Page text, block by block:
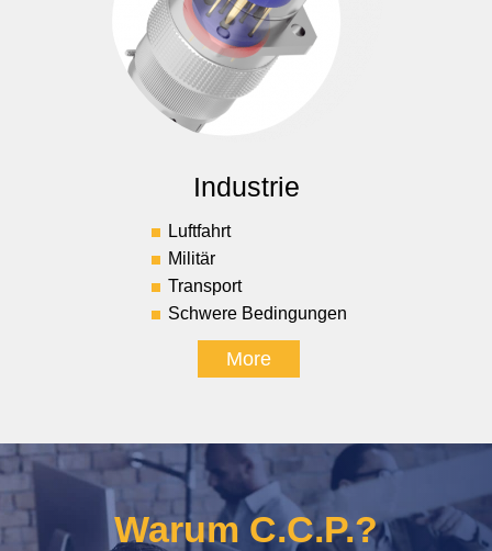
Industrie
Luftfahrt
Militär
Transport
Schwere Bedingungen
More
Warum C.C.P.?